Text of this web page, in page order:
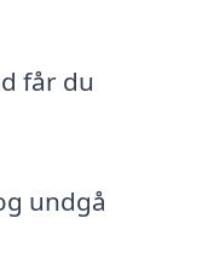
får du
undgå